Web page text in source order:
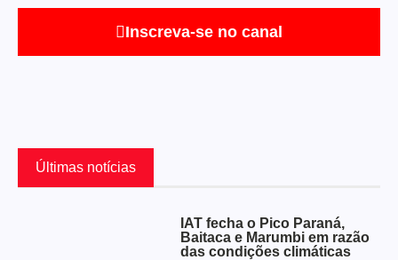
Inscreva-se no canal
Últimas notícias
IAT fecha o Pico Paraná,
Baitaca e Marumbi em razão
das condições climáticas